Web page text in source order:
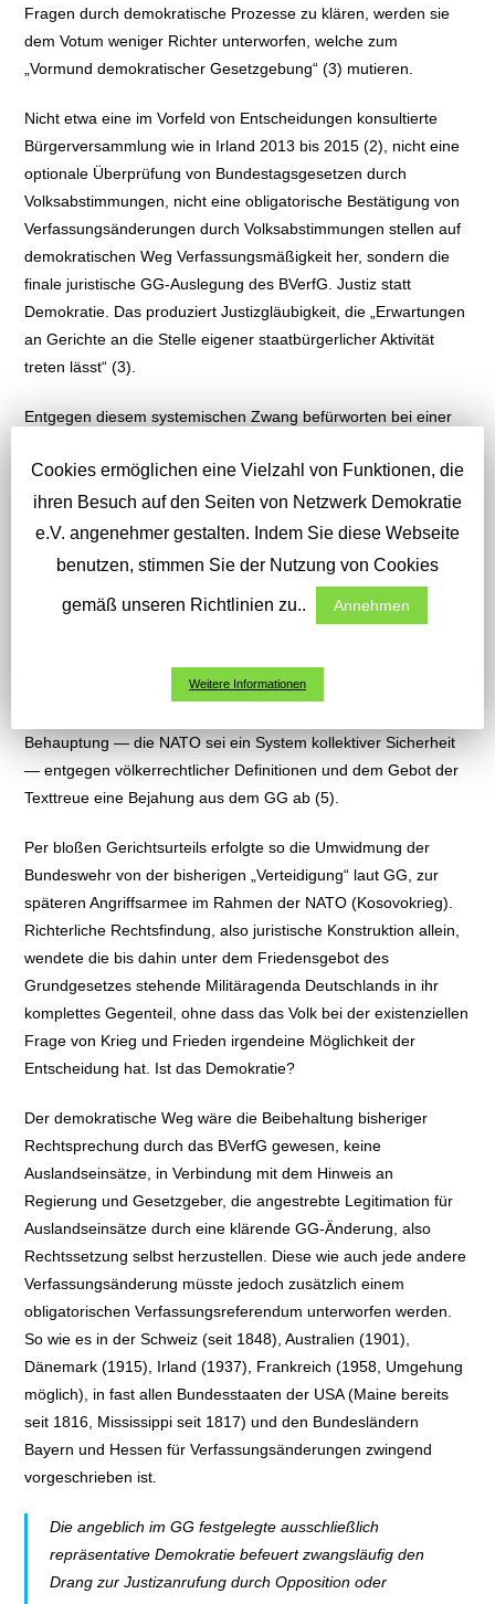
Fragen durch demokratische Prozesse zu klären, werden sie
dem Votum weniger Richter unterworfen, welche zum
„Vormund demokratischer Gesetzgebung“ (3) mutieren.
Nicht etwa eine im Vorfeld von Entscheidungen konsultierte
Bürgerversammlung wie in Irland 2013 bis 2015 (2), nicht eine
optionale Überprüfung von Bundestagsgesetzen durch
Volksabstimmungen, nicht eine obligatorische Bestätigung von
Verfassungsänderungen durch Volksabstimmungen stellen auf
demokratischen Weg Verfassungsmäßigkeit her, sondern die
finale juristische GG-Auslegung des BVerfG. Justiz statt
Demokratie. Das produziert Justizgläubigkeit, die „Erwartungen
an Gerichte an die Stelle eigener staatbürgerlicher Aktivität
treten lässt“ (3).
Entgegen diesem systemischen Zwang befürworten bei einer
gegebenen Umfrage, wie schon frühere, 75 Prozent der
Befragten bei wichtigen bundespolitischen Fragen
Volksabstimmungen (1).
Was Verfassungsgerichtsbarkeit konkret bedeuten kann, sei
kurz an einem Urteil des BVerfG von 1994 aufgezeigt (4): Das
Vier Verfassungsrichter leiteten, als würden sie jenseits der
Behauptung — die NATO sei ein System kollektiver Sicherheit
— entgegen völkerrechtlicher Definitionen und dem Gebot der
Texttreue eine Bejahung aus dem GG ab (5).
Per bloßen Gerichtsurteils erfolgte so die Umwidmung der
Bundeswehr von der bisherigen „Verteidigung“ laut GG, zur
späteren Angriffsarmee im Rahmen der NATO (Kosovokrieg).
Richterliche Rechtsfindung, also juristische Konstruktion allein,
wendete die bis dahin unter dem Friedensgebot des
Grundgesetzes stehende Militäragenda Deutschlands in ihr
komplettes Gegenteil, ohne dass das Volk bei der existenziellen
Frage von Krieg und Frieden irgendeine Möglichkeit der
Entscheidung hat. Ist das Demokratie?
Der demokratische Weg wäre die Beibehaltung bisheriger
Rechtsprechung durch das BVerfG gewesen, keine
Auslandseinsätze, in Verbindung mit dem Hinweis an
Regierung und Gesetzgeber, die angestrebte Legitimation für
Auslandseinsätze durch eine klärende GG-Änderung, also
Rechtssetzung selbst herzustellen. Diese wie auch jede andere
Verfassungsänderung müsste jedoch zusätzlich einem
obligatorischen Verfassungsreferendum unterworfen werden.
So wie es in der Schweiz (seit 1848), Australien (1901),
Dänemark (1915), Irland (1937), Frankreich (1958, Umgehung
möglich), in fast allen Bundesstaaten der USA (Maine bereits
seit 1816, Mississippi seit 1817) und den Bundesländern
Bayern und Hessen für Verfassungsänderungen zwingend
vorgeschrieben ist.
Die angeblich im GG festgelegte ausschließlich
repräsentative Demokratie befeuert zwangsläufig den
Drang zur Justizanrufung durch Opposition oder
Cookies ermöglichen eine Vielzahl von Funktionen, die
ihren Besuch auf den Seiten von Netzwerk Demokratie
e.V. angenehmer gestalten. Indem Sie diese Webseite
benutzen, stimmen Sie der Nutzung von Cookies
gemäß unseren Richtlinien zu.. Annehmen
Weitere Informationen